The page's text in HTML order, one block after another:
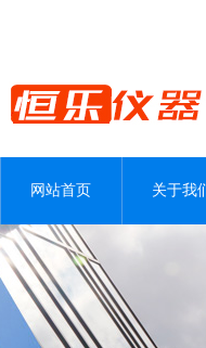
网站首页 关于我